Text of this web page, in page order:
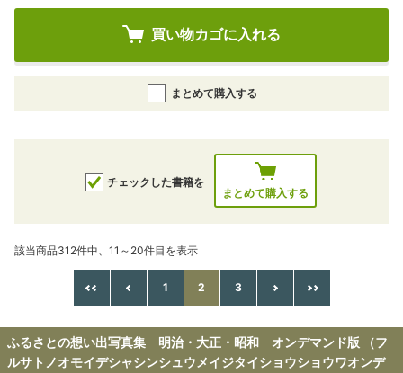
買い物カゴに入れる
まとめて購入する
チェックした書籍を
まとめて購入する
該当商品312件中、11～20件目を表示
1 2 3
ふるさとの想い出写真集 明治・大正・昭和 オンデマンド版 （フ
ルサトノオモイデシャシンシュウメイジタイショウショウワオンデ